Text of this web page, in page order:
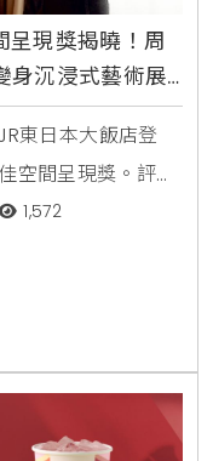
呈現獎揭曉！周
身沉浸式藝術展
東日本大飯店登
空間呈現獎。評審
展巧思，展期至1
1,572